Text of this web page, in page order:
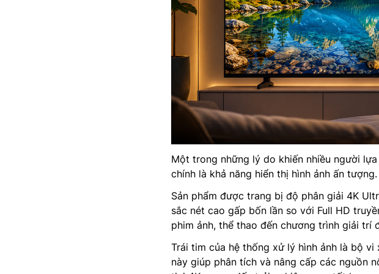
Một trong những lý do khiến nhiều người
chính là khả năng hiển thị hình ảnh ấn tượng.
Sản phẩm được trang bị độ phân giải 4K
sắc nét cao gấp bốn lần so với Full HD
phim ảnh, thể thao đến chương trình giải trí
Trái tim của hệ thống xử lý hình ảnh là bộ
này giúp phân tích và nâng cấp các nguồn